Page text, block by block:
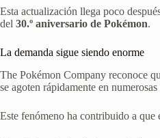
Esta actualización llega poco
del 30.º aniversario de Pokémon.
La demanda sigue siendo enorme
The Pokémon Company reconoce
se agoten rápidamente en numerosas
Este fenómeno ha contribuido a que